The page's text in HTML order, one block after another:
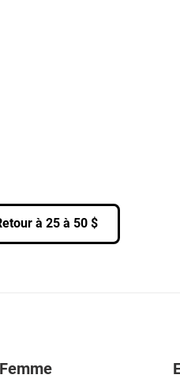
à 25 à 50 $
Femme